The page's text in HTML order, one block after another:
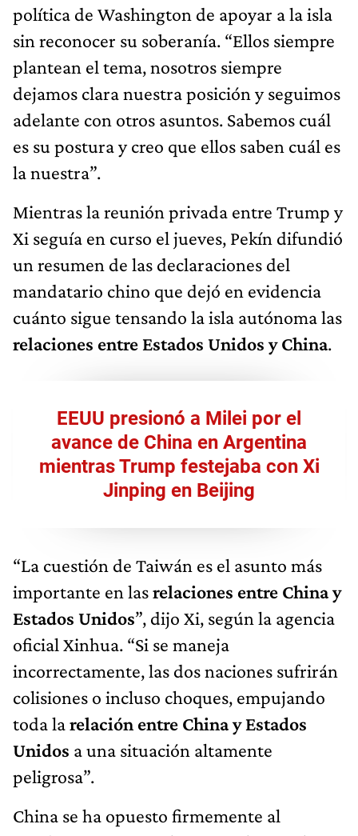
política de Washington de apoyar a la isla
sin reconocer su soberanía. “Ellos siempre
plantean el tema, nosotros siempre
dejamos clara nuestra posición y seguimos
adelante con otros asuntos. Sabemos cuál
es su postura y creo que ellos saben cuál es
la nuestra”.
Mientras la reunión privada entre Trump y
Xi seguía en curso el jueves, Pekín difundió
un resumen de las declaraciones del
mandatario chino que dejó en evidencia
cuánto sigue tensando la isla autónoma las
relaciones entre Estados Unidos y China.
EEUU presionó a Milei por el
avance de China en Argentina
mientras Trump festejaba con Xi
Jinping en Beijing
“La cuestión de Taiwán es el asunto más
importante en lasrelaciones entre China y
Estados Unidos”, dijo Xi, según la agencia
oficial Xinhua. “Si se maneja
incorrectamente, las dos naciones sufrirán
colisiones o incluso choques, empujando
toda larelación entre China y Estados
Unidos a una situación altamente
peligrosa”.
China se ha opuesto firmemente al